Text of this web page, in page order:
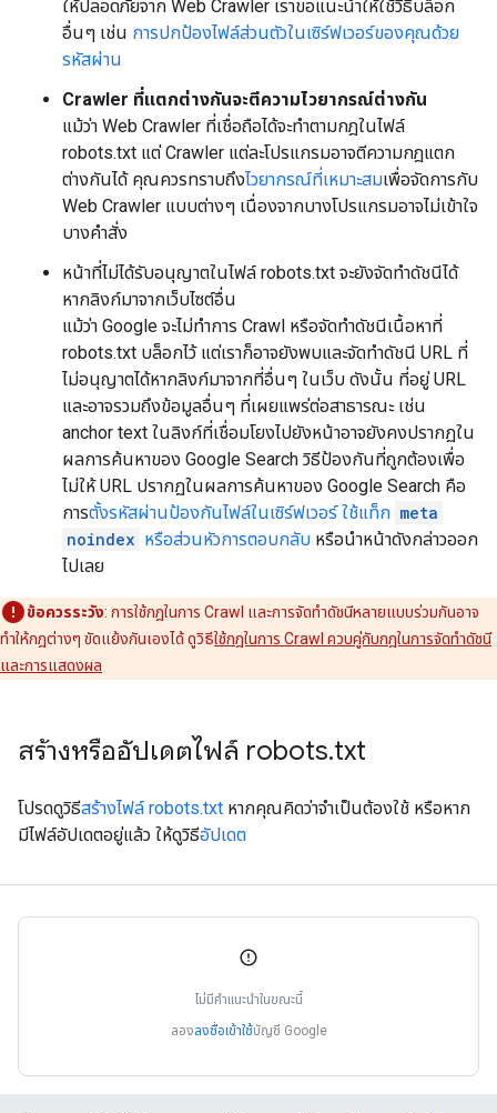
ให้ปลอดภัยจาก Web Crawler เราขอแนะนำให้ใช้วิธีบล็อก
อื่นๆ เช่น การปกป้องไฟล์ส่วนตัวในเซิร์ฟเวอร์ของคุณด้วย
รหัสผ่าน
Crawler ที่แตกต่างกันจะตีความไวยากรณ์ต่างกัน
แม้ว่า Web Crawler ที่เชื่อถือได้จะทำตามกฎในไฟล์
robots.txt แต่ Crawler แต่ละโปรแกรมอาจตีความกฎแตก
ต่างกันได้ คุณควรทราบถึงไวยากรณ์ที่เหมาะสมเพื่อจัดการกับ
Web Crawler แบบต่างๆ เนื่องจากบางโปรแกรมอาจไม่เข้าใจ
บางคำสั่ง
หน้าที่ไม่ได้รับอนุญาตในไฟล์ robots.txt จะยังจัดทําดัชนีได้
หากลิงก์มาจากเว็บไซต์อื่น
แม้ว่า Google จะไม่ทำการ Crawl หรือจัดทำดัชนีเนื้อหาที่
robots.txt บล็อกไว้ แต่เราก็อาจยังพบและจัดทำดัชนี URL ที่
ไม่อนุญาตได้หากลิงก์มาจากที่อื่นๆ ในเว็บ ดังนั้น ที่อยู่ URL
และอาจรวมถึงข้อมูลอื่นๆ ที่เผยแพร่ต่อสาธารณะ เช่น
anchor text ในลิงก์ที่เชื่อมโยงไปยังหน้าอาจยังคงปรากฏใน
ผลการค้นหาของ Google Search วิธีป้องกันที่ถูกต้องเพื่อ
ไม่ให้ URL ปรากฏในผลการค้นหาของ Google Search คือ
การตั้งรหัสผ่านป้องกันไฟล์ในเซิร์ฟเวอร์ ใช้แท็ก meta
noindex หรือส่วนหัวการตอบกลับ หรือนำหน้าดังกล่าวออก
ไปเลย
ข้อควรระวัง: การใช้กฎในการ Crawl และการจัดทำดัชนีหลายแบบร่วมกันอาจ
ทำให้กฎต่างๆ ขัดแย้งกันเองได้ ดูวิธีใช้กฎในการ Crawl ควบคู่กับกฎในการจัดทำดัชนี
และการแสดงผล
สร้างหรืออัปเดตไฟล์ robots.txt
โปรดดูวิธีสร้างไฟล์ robots.txt หากคุณคิดว่าจำเป็นต้องใช้ หรือหาก
มีไฟล์อัปเดตอยู่แล้ว ให้ดูวิธีอัปเดต
ไม่มีคำแนะนำในขณะนี้
ลองลงชื่อเข้าใช้บัญชี Google